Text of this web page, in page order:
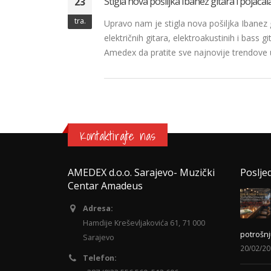
tra.
Upravo nam je stigla nova pošiljka
električnih gitara, elektroakustinih i bass
Amedex da pratite sve najnovije
Kontaktirajte nas
AMEDEX d.o.o. Sarajevo- Muzički
Centar Amadeus
Adresa:
Hamdije Kreševljakovića 61, 71 000
Sarajevo
Telefon:
20/02/